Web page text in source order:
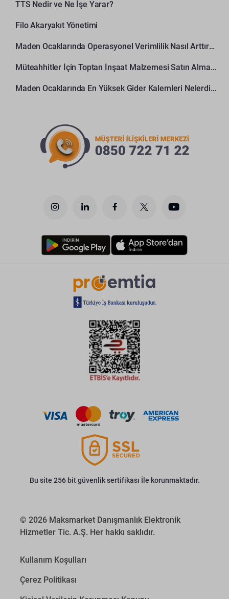
TTS Nedir ve Ne İşe Yarar?
Filo Akaryakıt Yönetimi
Maden Ocaklarında Operasyonel Verimlilik Nasıl Arttırılır?
Müteahhitler İçin Toptan İnşaat Malzemesi Satın Alma Rehberi
Maden Ocaklarında En Yüksek Gider Kalemleri Nelerdir?
Bu site 256 bit güvenlik sertifikası İle korunmaktadır.
© 2026 Maksmarket Danışmanlık Elektronik
Hizmetler Tic. A.Ş. Her hakkı saklıdır.
Kullanım Koşulları
Çerez Politikası